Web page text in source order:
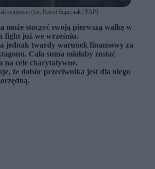
sejmowej (fot. Paweł Supernak / PAP)
może stoczyć swoją pierwszą walkę w
fight już we wrześniu.
jednak twardy warunek finansowy za
Cała suma miałaby zostać
na cele charytatywne.
że dobór przeciwnika jest dla niego